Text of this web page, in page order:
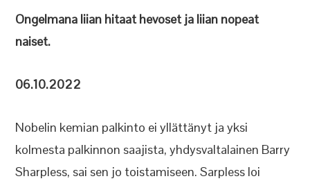
Ongelmana liian hitaat hevoset ja liian nopeat
naiset.
06.10.2022
Nobelin kemian palkinto ei yllättänyt ja yksi
kolmesta palkinnon saajista, yhdysvaltalainen Barry
Sharpless, sai sen jo toistamiseen. Sarpless loi